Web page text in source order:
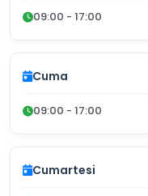
09:00 - 17:00
Cuma
09:00 - 17:00
Cumartesi